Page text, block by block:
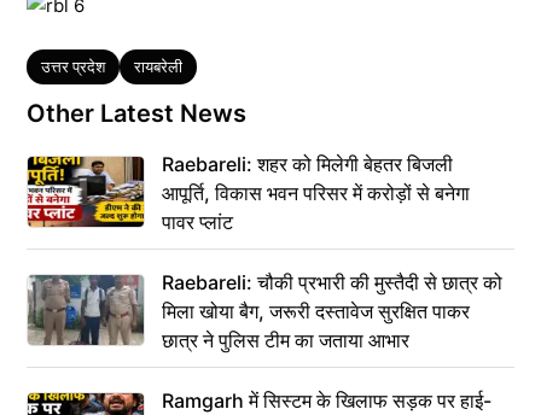
Tags
उत्तर प्रदेश रायबरेली
Other Latest News
Raebareli: शहर को मिलेगी बेहतर बिजली
आपूर्ति, विकास भवन परिसर में करोड़ों से बनेगा
पावर प्लांट
Raebareli: चौकी प्रभारी की मुस्तैदी से छात्र को
मिला खोया बैग, जरूरी दस्तावेज सुरक्षित पाकर
छात्र ने पुलिस टीम का जताया आभार
Ramgarh में सिस्टम के खिलाफ सड़क पर हाई-